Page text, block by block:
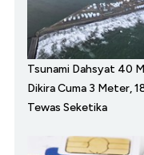
Tsunami Dahsyat 40
Dikira Cuma 3 Meter,
Tewas Seketika